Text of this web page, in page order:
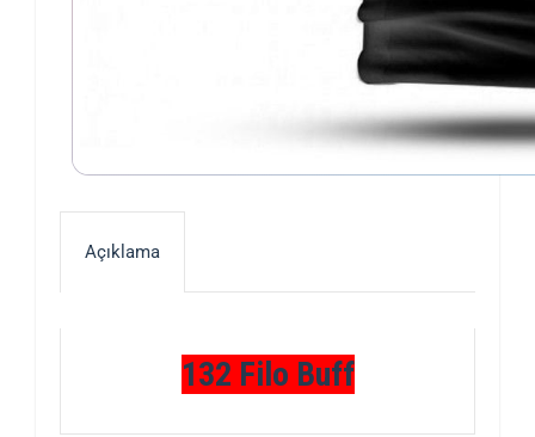
Açıklama
132 Filo Buff